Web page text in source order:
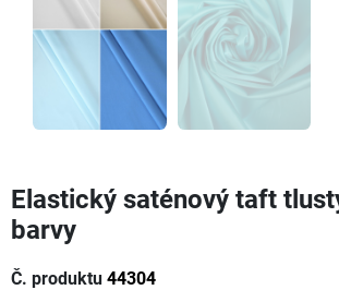
Elastický saténový taft
barvy
Č. produktu 44304